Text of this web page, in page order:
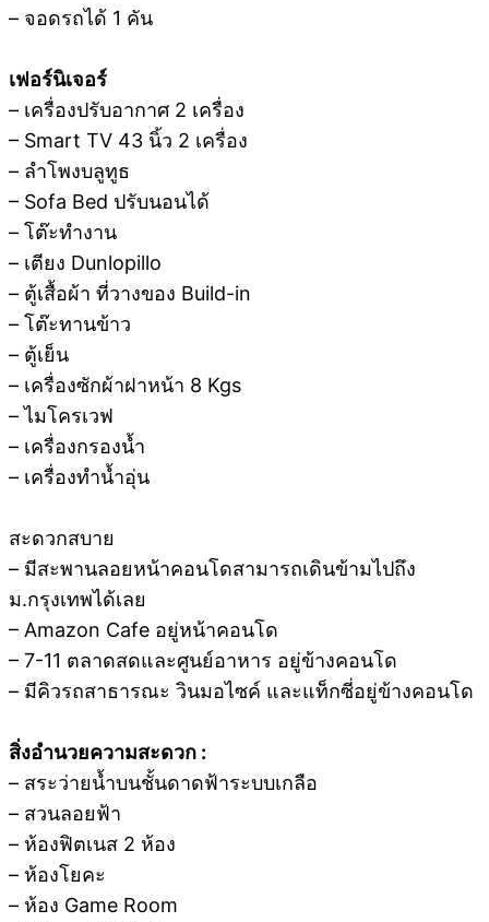
– จอดรถได้ 1 คัน
เฟอร์นิเจอร์
– เครื่องปรับอากาศ 2 เครื่อง
– Smart TV 43 นิ้ว 2 เครื่อง
– ลำโพงบลูทูธ
– Sofa Bed ปรับนอนได้
– โต๊ะทำงาน
– เตียง Dunlopillo
– ตู้เสื้อผ้า ที่วางของ Build-in
– โต๊ะทานข้าว
– ตู้เย็น
– เครื่องซักผ้าฝาหน้า 8 Kgs
– ไมโครเวฟ
– เครื่องกรองน้ำ
– เครื่องทำน้ำอุ่น
สะดวกสบาย
– มีสะพานลอยหน้าคอนโดสามารถเดินข้ามไปถึง
ม.กรุงเทพได้เลย
– Amazon Cafe อยู่หน้าคอนโด
– 7-11 ตลาดสดและศูนย์อาหาร อยู่ข้างคอนโด
– มีคิวรถสาธารณะ วินมอไซค์ และแท็กซี่อยู่ข้างคอนโด
สิ่งอำนวยความสะดวก :
– สระว่ายน้ำบนชั้นดาดฟ้าระบบเกลือ
– สวนลอยฟ้า
– ห้องฟิตเนส 2 ห้อง
– ห้องโยคะ
– ห้อง Game Room